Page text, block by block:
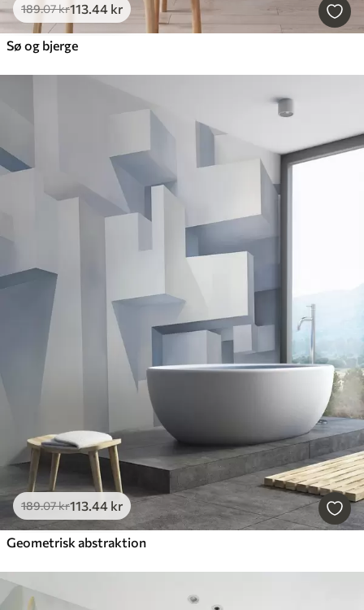
189.07kr113.44 kr
Sø og bjerge
189.07kr113.44 kr
Geometrisk abstraktion